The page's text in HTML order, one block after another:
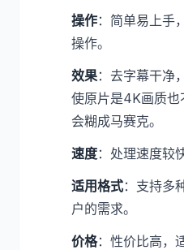
操作：简单易上手
操作。
效果：去字幕干净
使原片是4K画质也
会糊成马赛克。
速度：处理速度较
适用格式：支持多
户的需求。
价格：性价比高，